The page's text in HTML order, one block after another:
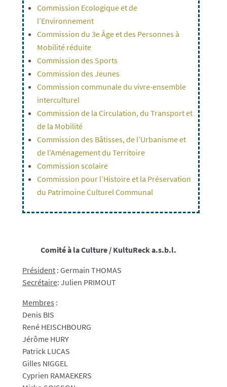
Commission Ecologique et de
l’Environnement
Commission du 3e Âge et des Personnes à
Mobilité réduite
Commission des Sports
Commission des Jeunes
Commission communale du vivre-ensemble
interculturel
Commission de la Circulation, du Transport et
de la Mobilité
Commission des Bâtisses, de l’Urbanisme et
de l’Aménagement du Territoire
Commission scolaire
Commission pour l’Histoire et la Préservation
du Patrimoine Culturel Communal
Comité à la Culture / KultuReck a.s.b.l.
Président: Germain THOMAS
Secrétaire: Julien PRIMOUT
Membres :
Denis BIS
René HEISCHBOURG
Jérôme HURY
Patrick LUCAS
Gilles NIGGEL
Cyprien RAMAEKERS